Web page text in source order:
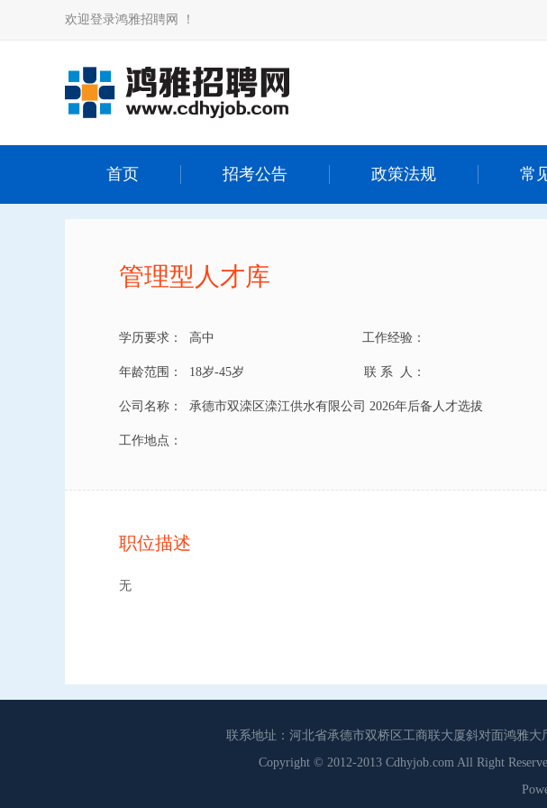
欢迎登录鸿雅招聘网 ！
首页 招考公告 政策法规 常
管理型人才库
学历要求： 高中 工作经验：
年龄范围： 18岁-45岁 联 系 人：
公司名称： 承德市双滦区滦江供水有限公司 2026年后备人才选拔
工作地点：
职位描述
无
联系地址：河北省承德市双桥区工商联大厦斜对面鸿雅大
Copyright © 2012-2013 Cdhyjob.com All Right